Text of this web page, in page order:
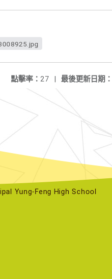
最後更新日期：
點擊率： 27 |
Yung-Feng High School